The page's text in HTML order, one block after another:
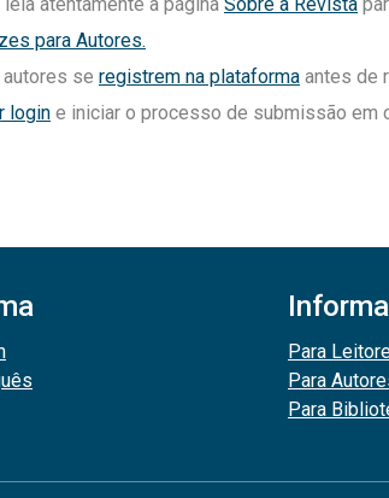
para Autores.
se registrem na plataforma antes de
login e iniciar o processo de submissão em
Para
Para
Para